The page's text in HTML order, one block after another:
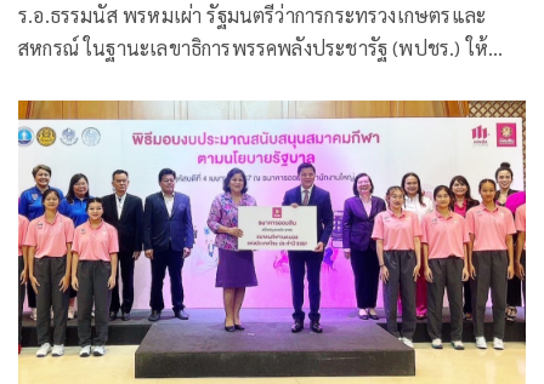
ร.อ.ธรรมนัส พรหมเผ่า รัฐมนตรีว่าการกระทรวงเกษตรและ
สหกรณ์ ในฐานะเลขาธิการพรรคพลังประชารัฐ (พปชร.) ให้